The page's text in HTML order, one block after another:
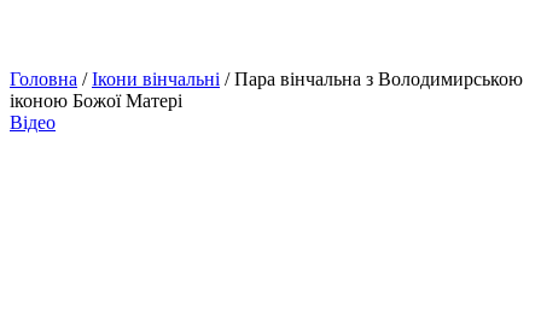
Головна /Ікони вінчальні / Пара вінчальна з Володимирською
іконою Божої Матері
Відео